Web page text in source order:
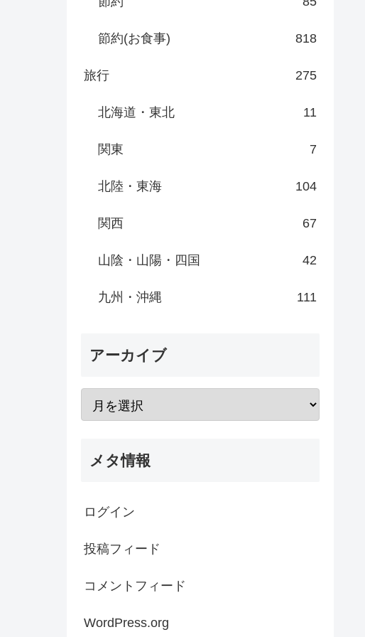
節約(お食事) 818
旅行 275
北海道・東北 11
関東 7
北陸・東海 104
関西 67
山陰・山陽・四国 42
九州・沖縄 111
アーカイブ
メタ情報
ログイン
投稿フィード
コメントフィード
WordPress.org